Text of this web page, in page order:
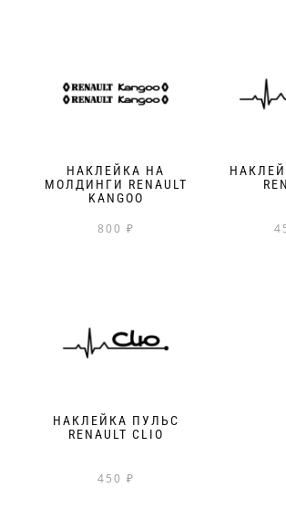
НАКЛЕЙКА НА
МОЛДИНГИ RENAULT
KANGOO
800 ₽
НАКЛЕЙКА ПУЛЬС
RENAULT CLIO
450 ₽